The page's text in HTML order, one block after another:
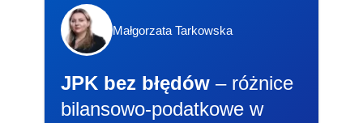
Małgorzata Tarkowska
JPK bez błędów – różnice
bilansowo-podatkowe w